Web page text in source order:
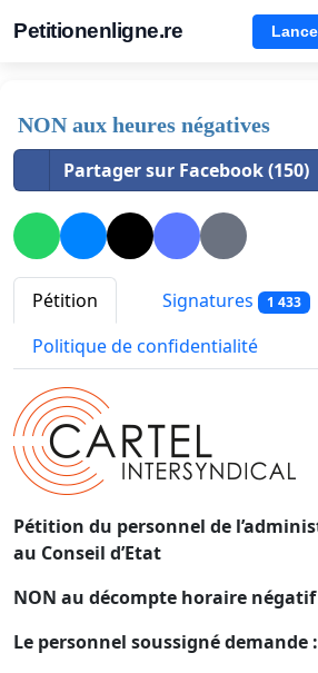
Petitionenligne.re
NON aux heures négatives
Partager sur Facebook (150)
Pétition Signatures 1 433
Politique de confidentialité
Pétition du personnel de
au Conseil d’Etat
NON au décompte horaire négatif
Le personnel soussigné demande :